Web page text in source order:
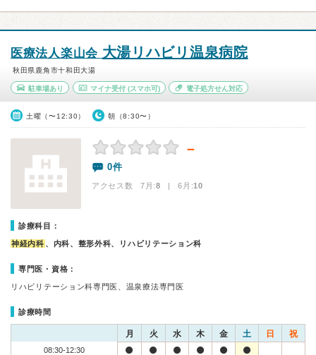
医療法人楽山会 大湯リハビリ温泉病院
秋田県鹿角市十和田大湯
駐車場あり マイナ受付(スマホ可) 電子処方せん対応
土曜（〜12:30） 朝（8:30〜）
－
0件
アクセス数 7月:8 | 6月:10
診療科目：
神経内科 、内科、整形外科、リハビリテーション科
専門医・資格：
リハビリテーション科専門医、温泉療法専門医
診療時間
月 火 水 木 金 土 日 祝
08:30-12:30